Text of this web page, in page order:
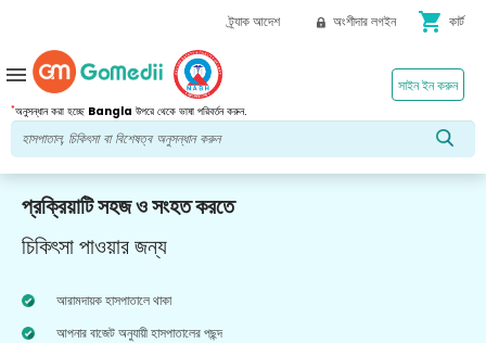
ট্র্যাক আদেশ অংশীদার লগইন shopping_cart কার্ট
*অনুসন্ধান করা হচ্ছে Bangla উপরে থেকে ভাষা পরিবর্তন করুন.
সাইন ইন করুন
menu
প্রক্রিয়াটি সহজ ও সংহত করতে
চিকিৎসা পাওয়ার জন্য
আরামদায়ক হাসপাতালে থাকা
আপনার বাজেট অনুযায়ী হাসপাতালের পছন্দ